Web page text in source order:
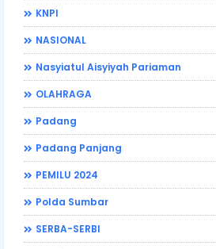
KNPI
NASIONAL
Nasyiatul Aisyiyah Pariaman
OLAHRAGA
Padang
Padang Panjang
PEMILU 2024
Polda Sumbar
SERBA-SERBI